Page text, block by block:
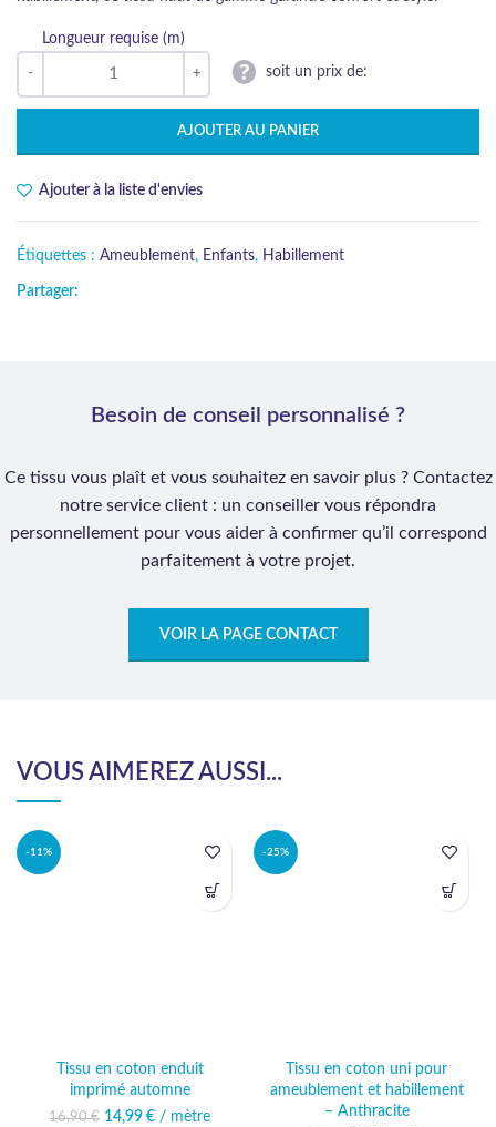
Longueur requise (m)
soit un prix de:
AJOUTER AU PANIER
Ajouter à la liste d'envies
Étiquettes : Ameublement, Enfants, Habillement
Partager:
Besoin de conseil personnalisé ?
Ce tissu vous plaît et vous souhaitez en savoir plus ? Contactez
notre service client : un conseiller vous répondra
personnellement pour vous aider à confirmer qu’il correspond
parfaitement à votre projet.
VOIR LA PAGE CONTACT
VOUS AIMEREZ AUSSI...
-11%
Tissu en coton enduit
imprimé automne
16,90€
Le prix initial était :
14,99 €
Le prix
/ mètre
-25%
Tissu en coton uni pour
ameublement et habillement
– Anthracite